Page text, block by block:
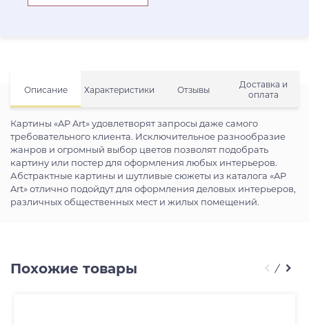
Описание Характеристики Отзывы
Доставка и
оплата
Картины «AP Art» удовлетворят запросы даже самого
требовательного клиента. Исключительное разнообразие
жанров и огромный выбор цветов позволят подобрать
картину или постер для оформления любых интерьеров.
Абстрактные картины и шутливые сюжеты из каталога «AP
Art» отлично подойдут для оформления деловых интерьеров,
различных общественных мест и жилых помещений.
Похожие товары